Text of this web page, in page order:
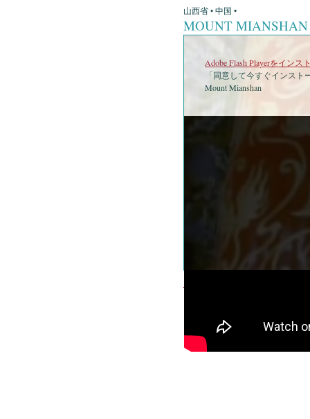
山西省 • 中国 •
MOUNT
Adobe Flash Playerをインス
「同意して今すぐインス
Mount Mianshan
©